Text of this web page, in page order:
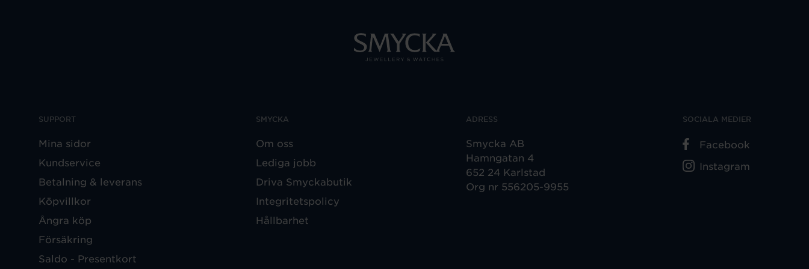
SUPPORT
Mina sidor
Kundservice
Betalning & leverans
Köpvillkor
Ångra köp
Försäkring
Saldo - Presentkort
SMYCKA
Om oss
Lediga jobb
Driva Smyckabutik
Integritetspolicy
Hållbarhet
ADRESS
Smycka AB
Hamngatan 4
652 24 Karlstad
Org nr 556205-9955
SOCIALA MEDIER
Facebook
Instagram